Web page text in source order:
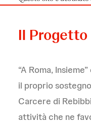
Il Progetto
“A Roma,
il proprio
Carcere di
attività che ne